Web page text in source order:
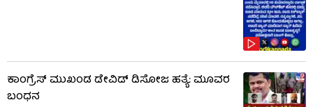
ಕಾಂಗ್ರೆಸ್ ಮುಖಂಡ ಡೇವಿಡ್ ಡಿಸೋಜ ಹತ್ಯೆ: ಮೂವರ
ಬಂಧನ